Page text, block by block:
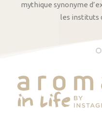
mythique synonyme
les instituts